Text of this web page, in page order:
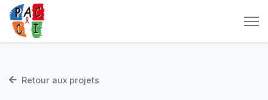
Retour aux projets